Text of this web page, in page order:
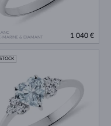
MARINE & DIAMANT
1 040 €